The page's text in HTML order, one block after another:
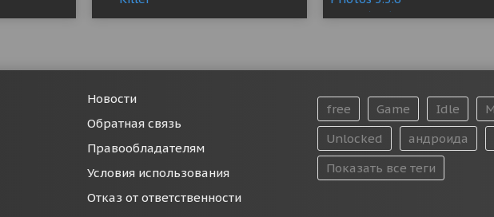
Новости
Обратная связь
Правообладателям
Условия использования
Отказ от ответственности
free Game Idle
Unlocked
андроида
Показать все теги